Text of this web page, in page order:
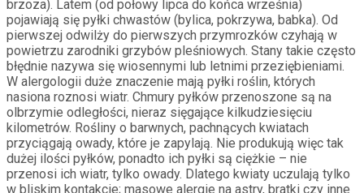
brzoza). Latem (od połowy lipca do końca września)
pojawiają się pyłki chwastów (bylica, pokrzywa, babka). Od
pierwszej odwilży do pierwszych przymrozków czyhają w
powietrzu zarodniki grzybów pleśniowych. Stany takie często
błędnie nazywa się wiosennymi lub letnimi przeziębieniami.
W alergologii duże znaczenie mają pyłki roślin, których
nasiona roznosi wiatr. Chmury pyłków przenoszone są na
olbrzymie odległości, nieraz sięgające kilkudziesięciu
kilometrów. Rośliny o barwnych, pachnących kwiatach
przyciągają owady, które je zapylają. Nie produkują więc tak
dużej ilości pyłków, ponadto ich pyłki są ciężkie – nie
przenosi ich wiatr, tylko owady. Dlatego kwiaty uczulają tylko
w bliskim kontakcie; masowe alergie na astry, bratki czy inne